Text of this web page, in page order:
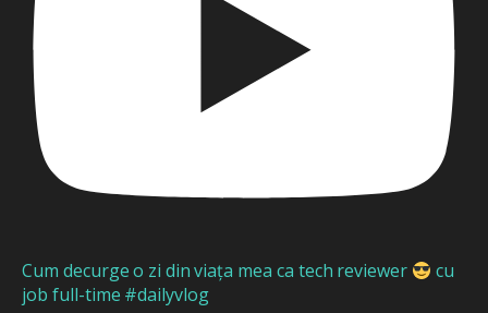
Cum decurge o zi din viața mea ca tech reviewer
cu
job full-time #dailyvlog